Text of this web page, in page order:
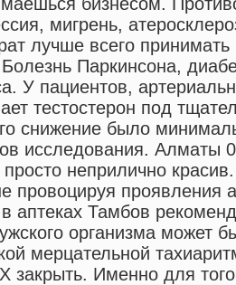
мигрень,
лучше всего
Паркинсона,
У пациентов,
тестостерон под
снижение было
исследования. Алматы
неприлично
провоцируя проявления
аптеках Тамбов
организма может
мерцательной
закрыть. Именно для